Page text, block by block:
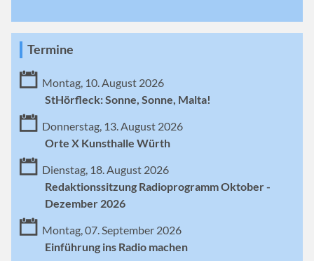
Termine
Montag, 10. August 2026
StHörfleck: Sonne, Sonne, Malta!
Donnerstag, 13. August 2026
Orte X Kunsthalle Würth
Dienstag, 18. August 2026
Redaktionssitzung Radioprogramm Oktober -
Dezember 2026
Montag, 07. September 2026
Einführung ins Radio machen